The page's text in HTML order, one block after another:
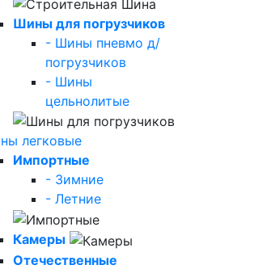
Шины для погрузчиков
- Шины пневмо д/
погрузчиков
- Шины
цельнолитые
легковые
Импортные
- Зимние
- Летние
Камеры
Отечественные